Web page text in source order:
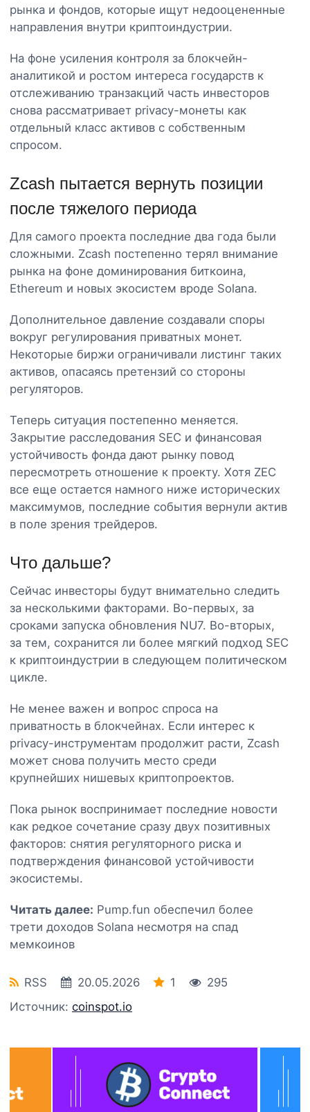
рынка и фондов, которые ищут недооцененные
направления внутри криптоиндустрии.
На фоне усиления контроля за блокчейн-
аналитикой и ростом интереса государств к
отслеживанию транзакций часть инвесторов
снова рассматривает privacy-монеты как
отдельный класс активов с собственным
спросом.
Zcash пытается вернуть позиции
после тяжелого периода
Для самого проекта последние два года были
сложными. Zcash постепенно терял внимание
рынка на фоне доминирования биткоина,
Ethereum и новых экосистем вроде Solana.
Дополнительное давление создавали споры
вокруг регулирования приватных монет.
Некоторые биржи ограничивали листинг таких
активов, опасаясь претензий со стороны
регуляторов.
Теперь ситуация постепенно меняется.
Закрытие расследования SEC и финансовая
устойчивость фонда дают рынку повод
пересмотреть отношение к проекту. Хотя ZEC
все еще остается намного ниже исторических
максимумов, последние события вернули актив
в поле зрения трейдеров.
Что дальше?
Сейчас инвесторы будут внимательно следить
за несколькими факторами. Во-первых, за
сроками запуска обновления NU7. Во-вторых,
за тем, сохранится ли более мягкий подход SEC
к криптоиндустрии в следующем политическом
цикле.
Не менее важен и вопрос спроса на
приватность в блокчейнах. Если интерес к
privacy-инструментам продолжит расти, Zcash
может снова получить место среди
крупнейших нишевых криптопроектов.
Пока рынок воспринимает последние новости
как редкое сочетание сразу двух позитивных
факторов: снятия регуляторного риска и
подтверждения финансовой устойчивости
экосистемы.
Читать далее: Pump.fun обеспечил более
трети доходов Solana несмотря на спад
мемкоинов
RSS 20.05.2026 1
295
Источник: coinspot.io